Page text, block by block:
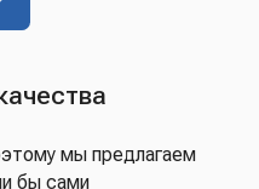
мы предлагаем
бы сами